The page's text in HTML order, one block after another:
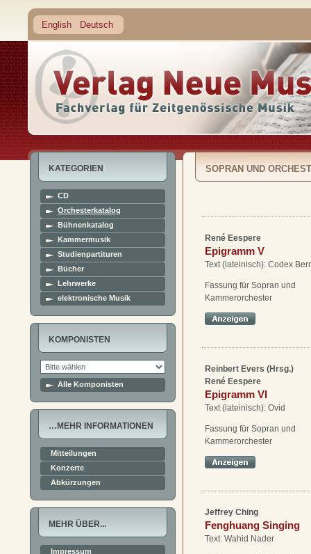
English Deutsch
KATEGORIEN
CD
Orchesterkatalog
Bühnenkatalog
Kammermusik
Studienpartituren
Bücher
Lehrwerke
elektronische Musik
KOMPONISTEN
Alle Komponisten
…MEHR INFORMATIONEN
Mitteilungen
Konzerte
Abkürzungen
MEHR ÜBER...
Impressum
SOPRAN UND
René Eespere
Epigramm V
Text (lateinisch): Codex
Fassung für Sopran und
Kammerorchester
Reinbert Evers (Hrsg.)
René Eespere
Epigramm VI
Text (lateinisch): Ovid
Fassung für Sopran und
Kammerorchester
Jeffrey Ching
Fenghuang Singing
Text: Wahid Nader